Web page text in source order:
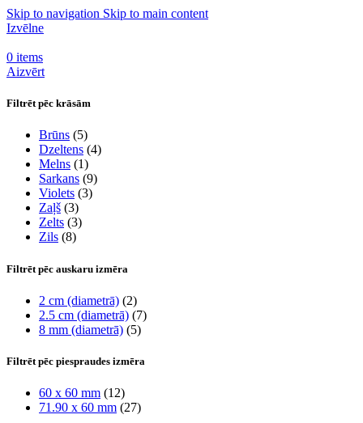
Skip to navigation Skip to main content
Izvēlne
0 items
Aizvērt
Filtrēt pēc krāsām
Brūns (5)
Dzeltens (4)
Melns (1)
Sarkans (9)
Violets (3)
Zaļš (3)
Zelts (3)
Zils (8)
Filtrēt pēc auskaru izmēra
2 cm (diametrā) (2)
2.5 cm (diametrā) (7)
8 mm (diametrā) (5)
Filtrēt pēc piespraudes izmēra
60 x 60 mm (12)
71.90 x 60 mm (27)